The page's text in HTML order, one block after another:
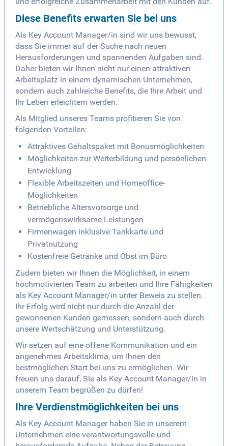
Diese Benefits erwarten Sie bei uns
Als Key Account Manager/in sind wir uns bewusst,
dass Sie immer auf der Suche nach neuen
Herausforderungen und spannenden Aufgaben sind.
Daher bieten wir Ihnen nicht nur einen attraktiven
Arbeitsplatz in einem dynamischen Unternehmen,
sondern auch zahlreiche Benefits, die Ihre Arbeit und
Ihr Leben erleichtern werden.
Als Mitglied unseres Teams profitieren Sie von
folgenden Vorteilen:
Attraktives Gehaltspaket mit Bonusmöglichkeiten
Möglichkeiten zur Weiterbildung und persönlichen
Entwicklung
Flexible Arbeitszeiten und Homeoffice-
Möglichkeiten
Betriebliche Altersvorsorge und
vermögenswirksame Leistungen
Firmenwagen inklusive Tankkarte und
Privatnutzung
Kostenfreie Getränke und Obst im Büro
Zudem bieten wir Ihnen die Möglichkeit, in einem
hochmotivierten Team zu arbeiten und Ihre Fähigkeiten
als Key Account Manager/in unter Beweis zu stellen.
Ihr Erfolg wird nicht nur durch die Anzahl der
gewonnenen Kunden gemessen, sondern auch durch
unsere Wertschätzung und Unterstützung.
Wir setzen auf eine offene Kommunikation und ein
angenehmes Arbeitsklima, um Ihnen den
bestmöglichen Start bei uns zu ermöglichen. Wir
freuen uns darauf, Sie als Key Account Manager/in in
unserem Team begrüßen zu dürfen!
Ihre Verdienstmöglichkeiten bei uns
Als Key Account Manager haben Sie in unserem
Unternehmen eine verantwortungsvolle und